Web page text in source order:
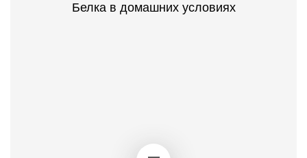
Белка в домашних условиях